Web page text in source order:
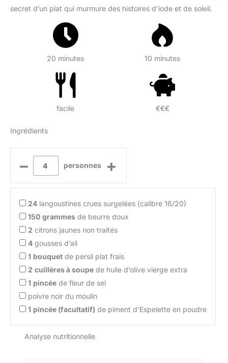
secret d’un plat qui murmure des histoires d’iode et de soleil.
20 minutes 10 minutes
facile €€€
Ingrédients
– personnes +
24 langoustines crues surgelées (calibre 16/20)
150 grammes de beurre doux
2 citrons jaunes non traités
4 gousses d’ail
1 bouquet de persil plat frais
2 cuillères à soupe de huile d’olive vierge extra
1 pincée de fleur de sel
poivre noir du moulin
1 pincée (facultatif) de piment d’Espelette en poudre
Analyse nutritionnelle